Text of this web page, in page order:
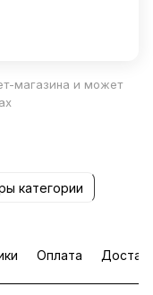
магазина и может
категории
Оплата